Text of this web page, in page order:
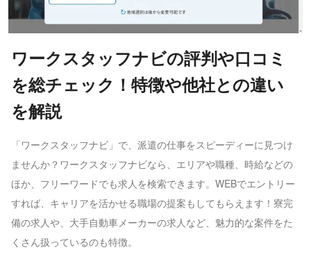
ワークスタッフナビの評判や口コミ
を総チェック！特徴や他社との違い
を解説
「ワークスタッフナビ」で、派遣の仕事をスピーディーに見つけ
ませんか？ワークスタッフナビなら、エリアや職種、時給などの
ほか、フリーワードでも求人を検索できます。WEBでエントリー
すれば、キャリアを活かせる職場の提案もしてもらえます！寮完
備の求人や、大手自動車メーカーの求人など、魅力的な案件をた
くさん扱っているのも特徴。